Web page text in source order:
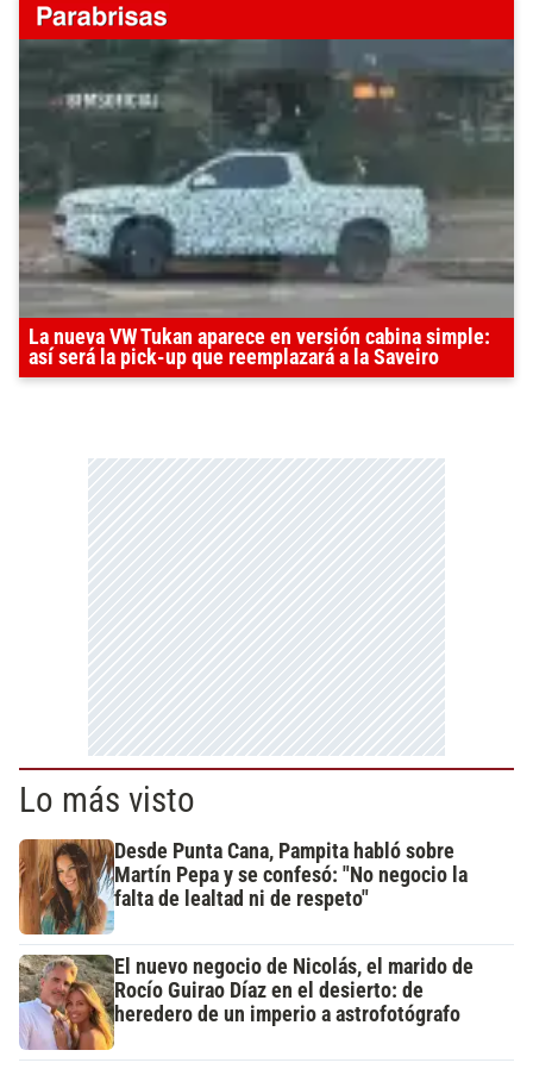
La nueva VW Tukan aparece en versión cabina simple:
así será la pick-up que reemplazará a la Saveiro
Lo más visto
Desde Punta Cana, Pampita habló sobre
Martín Pepa y se confesó: "No negocio la
falta de lealtad ni de respeto"
El nuevo negocio de Nicolás, el marido de
Rocío Guirao Díaz en el desierto: de
heredero de un imperio a astrofotógrafo